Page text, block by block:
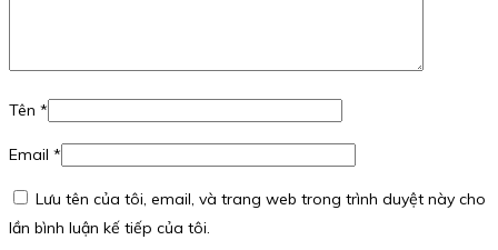
Tên *
Email *
Lưu tên của tôi, email, và trang web trong trình duyệt này cho
lần bình luận kế tiếp của tôi.